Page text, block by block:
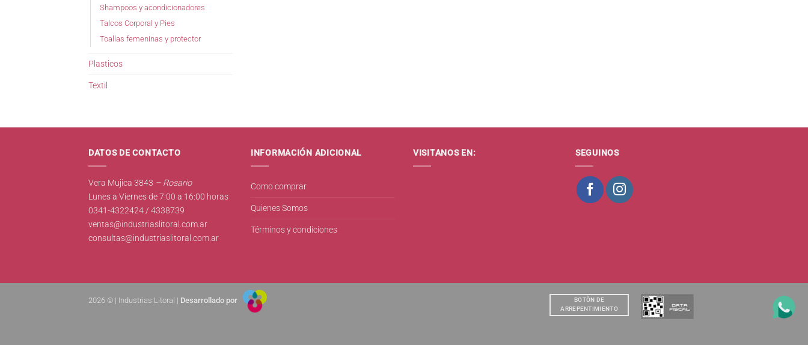
Shampoos y acondicionadores
Talcos Corporal y Pies
Toallas femeninas y protector
Plasticos
Textil
DATOS DE CONTACTO
Vera Mujica 3843 – Rosario
Lunes a Viernes de 7:00 a 16:00 horas
0341-4322424 / 4338739
ventas@industriaslitoral.com.ar
consultas@industriaslitoral.com.ar
INFORMACIÓN ADICIONAL
Como comprar
Quienes Somos
Términos y condiciones
VISITANOS EN: SEGUINOS
BOTÒN DE
ARREPENTIMIENTO
2026 © | Industrias Litoral | Desarrollado por